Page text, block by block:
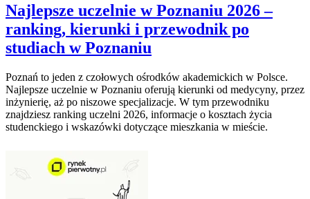
Najlepsze uczelnie w Poznaniu 2026 –
ranking, kierunki i przewodnik po
studiach w Poznaniu
Poznań to jeden z czołowych ośrodków akademickich w Polsce.
Najlepsze uczelnie w Poznaniu oferują kierunki od medycyny, przez
inżynierię, aż po niszowe specjalizacje. W tym przewodniku
znajdziesz ranking uczelni 2026, informacje o kosztach życia
studenckiego i wskazówki dotyczące mieszkania w mieście.